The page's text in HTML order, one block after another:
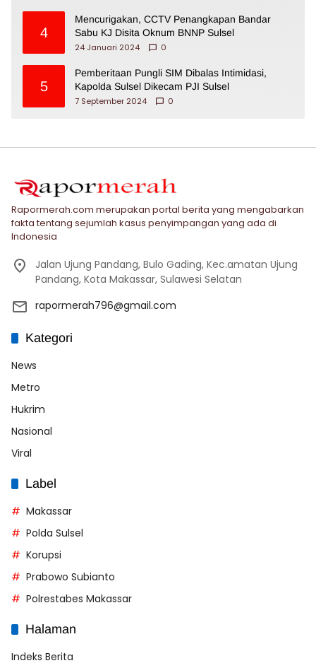
4
Mencurigakan, CCTV Penangkapan Bandar
Sabu KJ Disita Oknum BNNP Sulsel
24 Januari 2024
0
5
Pemberitaan Pungli SIM Dibalas Intimidasi,
Kapolda Sulsel Dikecam PJI Sulsel
7 September 2024
0
Rapormerah.com merupakan portal berita yang mengabarkan
fakta tentang sejumlah kasus penyimpangan yang ada di
Indonesia
Jalan Ujung Pandang, Bulo Gading, Kec.amatan Ujung
Pandang, Kota Makassar, Sulawesi Selatan
rapormerah796@gmail.com
Kategori
News
Metro
Hukrim
Nasional
Viral
Label
Makassar
Polda Sulsel
Korupsi
Prabowo Subianto
Polrestabes Makassar
Halaman
Indeks Berita